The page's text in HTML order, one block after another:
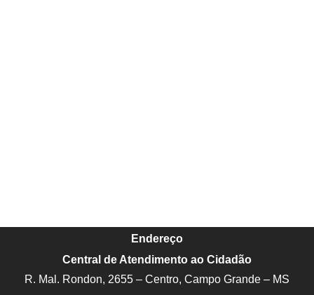
Endereço
Central de Atendimento ao Cidadão
R. Mal. Rondon, 2655 – Centro, Campo Grande – MS